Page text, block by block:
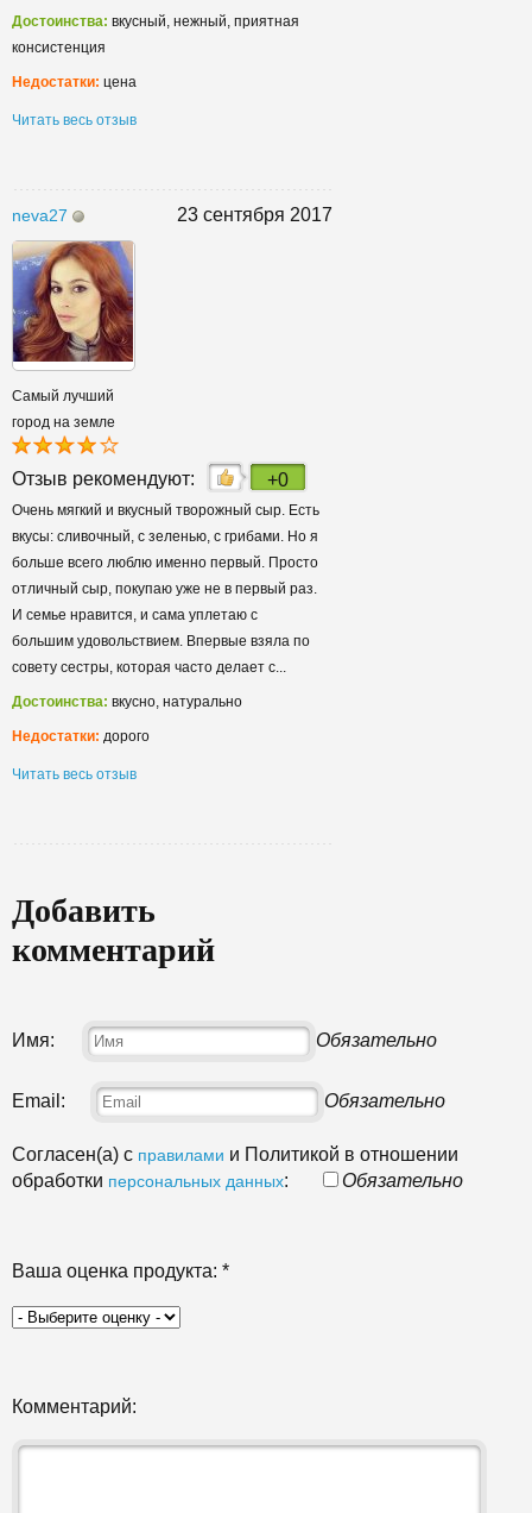
Достоинства: вкусный, нежный, приятная
консистенция
Недостатки: цена
Читать весь отзыв
neva27 23 сентября 2017
Самый лучший
город на земле
Отзыв рекомендуют: +0
Очень мягкий и вкусный творожный сыр. Есть
вкусы: сливочный, с зеленью, с грибами. Но я
больше всего люблю именно первый. Просто
отличный сыр, покупаю уже не в первый раз.
И семье нравится, и сама уплетаю с
большим удовольствием. Впервые взяла по
совету сестры, которая часто делает с...
Достоинства: вкусно, натурально
Недостатки: дорого
Читать весь отзыв
Добавить
комментарий
Имя: Обязательно
Email: Обязательно
Согласен(а) с правилами и Политикой в отношении
обработки персональных данных: Обязательно
Ваша оценка продукта: *
Комментарий: